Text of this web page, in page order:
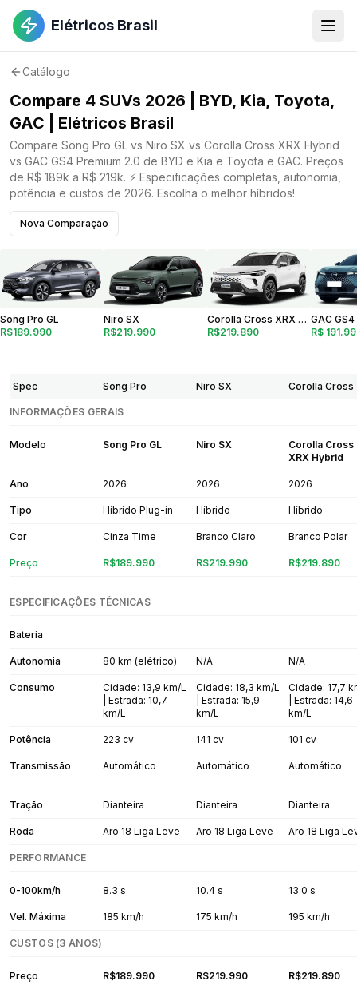
Elétricos Brasil
Catálogo
Compare 4 SUVs 2026 | BYD, Kia, Toyota,
GAC | Elétricos Brasil
Compare Song Pro GL vs Niro SX vs Corolla Cross XRX Hybrid
vs GAC GS4 Premium 2.0 de BYD e Kia e Toyota e GAC. Preços
de R$ 189k a R$ 219k. ⚡ Especificações completas, autonomia,
potência e custos de 2026. Escolha o melhor híbridos!
Nova Comparação
Song Pro GL
R$189.990
Niro SX
R$219.990
Corolla Cross XRX Hybrid
R$219.890
R$
Spec Song Pro Niro SX Corolla Cross
INFORMAÇÕES GERAIS
Modelo Song Pro GL Niro SX
Corolla Cross
XRX Hybrid
Ano 2026 2026 2026
Tipo Híbrido Plug-in Híbrido Híbrido
Cor Cinza Time Branco Claro Branco Polar
Preço R$189.990 R$219.990 R$219.890
ESPECIFICAÇÕES TÉCNICAS
Bateria
Autonomia 80 km (elétrico) N/A N/A
Consumo
Cidade: 13,9 km/L
| Estrada: 10,7
km/L
Cidade: 18,3 km/L
| Estrada: 15,9
km/L
Cidade: 17,7
| Estrada: 14,6
km/L
Potência 223 cv 141 cv 101 cv
Transmissão Automático Automático Automático
Tração Dianteira Dianteira Dianteira
Roda Aro 18 Liga Leve Aro 18 Liga Leve Aro 18 Liga
PERFORMANCE
0-100km/h 8.3 s 10.4 s 13.0 s
Vel. Máxima 185 km/h 175 km/h 195 km/h
CUSTOS (3 ANOS)
Preço R$189.990 R$219.990 R$219.890